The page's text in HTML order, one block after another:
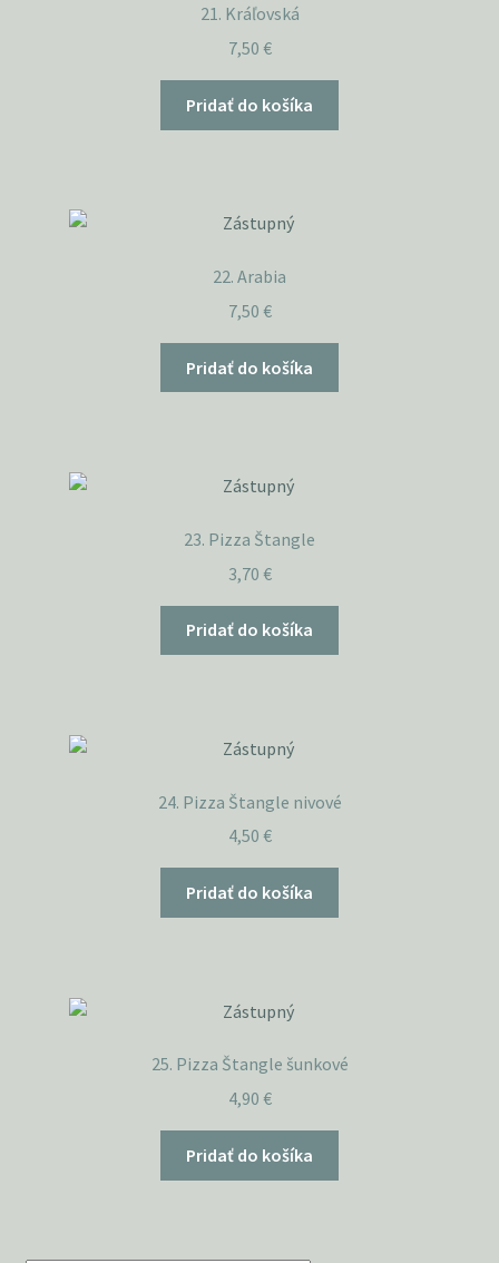
21. Kráľovská
7,50 €
Pridať do košíka
22. Arabia
7,50 €
Pridať do košíka
23. Pizza Štangle
3,70 €
Pridať do košíka
24. Pizza Štangle nivové
4,50 €
Pridať do košíka
25. Pizza Štangle šunkové
4,90 €
Pridať do košíka